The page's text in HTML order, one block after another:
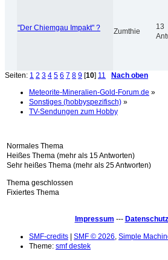
"Der Chiemgau Impakt" ? Zumthie
13
Seiten: 1 2 3 4 5 6 7 8 9 [10] 11 Nach oben
Meteorite-Mineralien-Gold-Forum.de »
Sonstiges (hobbyspezifisch) »
TV-Sendungen zum Hobby
Normales Thema
Heißes Thema (mehr als 15 Antworten)
Sehr heißes Thema (mehr als 25 Antworten)
Thema geschlossen
Fixiertes Thema
Impressum ---
SMF-credits | SMF © 2026 Simple
Theme: smf destek